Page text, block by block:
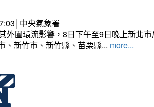
中央氣象署
外圍環流影響，8日下午至9日晚上新北
、新竹市、新竹縣、苗栗縣... more...